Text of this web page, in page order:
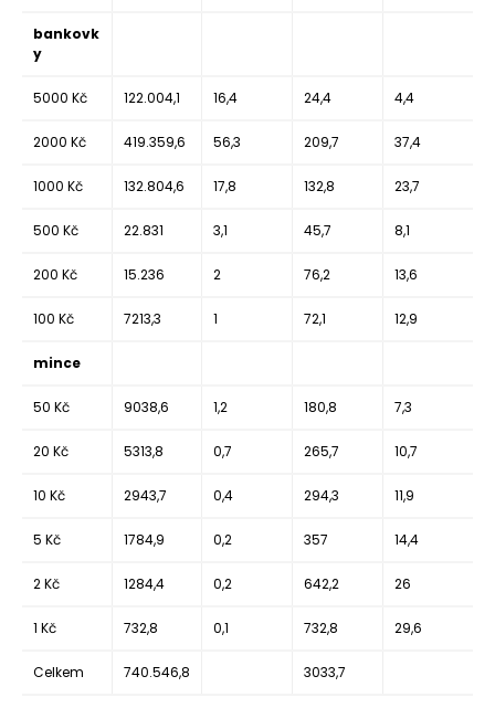
bankovk
y
5000 Kč 122.004,1 16,4 24,4 4,4
2000 Kč 419.359,6 56,3 209,7 37,4
1000 Kč 132.804,6 17,8 132,8 23,7
500 Kč 22.831 3,1 45,7 8,1
200 Kč 15.236 2 76,2 13,6
100 Kč 7213,3 1 72,1 12,9
mince
50 Kč 9038,6 1,2 180,8 7,3
20 Kč 5313,8 0,7 265,7 10,7
10 Kč 2943,7 0,4 294,3 11,9
5 Kč 1784,9 0,2 357 14,4
2 Kč 1284,4 0,2 642,2 26
1 Kč 732,8 0,1 732,8 29,6
Celkem 740.546,8 3033,7